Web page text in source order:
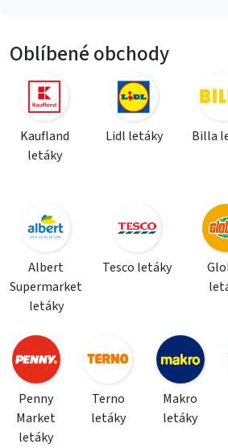
Oblíbené obchody
Kaufland
letáky
Lidl letáky Billa
Albert
Supermarket
letáky
Tesco letáky
Penny
Market
letáky
Terno
letáky
Makro
letáky